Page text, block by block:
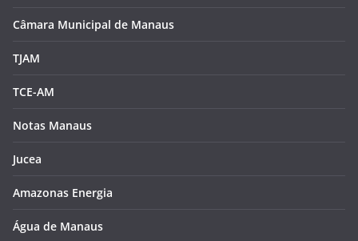
Câmara Municipal de Manaus
TJAM
TCE-AM
Notas Manaus
Jucea
Amazonas Energia
Água de Manaus